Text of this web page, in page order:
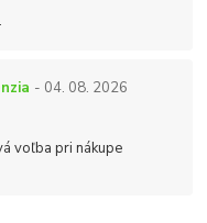
- 04. 08. 2026
voľba pri nákupe